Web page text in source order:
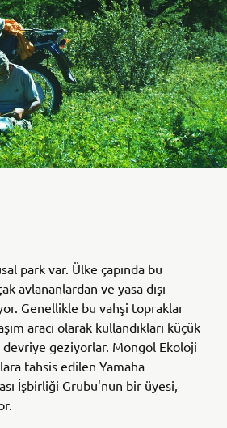
park var. Ülke çapında bu
avlananlardan ve yasa dışı
Genellikle bu vahşi topraklar
aracı olarak kullandıkları küçük
geziyorlar. Mongol Ekoloji
tahsis edilen Yamaha
İşbirliği Grubu'nun bir üyesi,